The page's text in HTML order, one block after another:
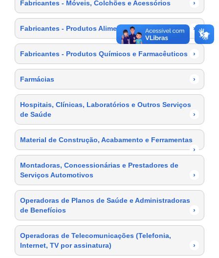
Fabricantes - Móveis, Colchões e Acessórios ›
Fabricantes - Produtos Alimentícios ›
Fabricantes - Produtos Químicos e Farmacêuticos ›
Farmácias ›
Hospitais, Clínicas, Laboratórios e Outros Serviços
de Saúde
›
Material de Construção, Acabamento e Ferramentas
›
Montadoras, Concessionárias e Prestadores de
Serviços Automotivos
›
Operadoras de Planos de Saúde e Administradoras
de Benefícios
›
Operadoras de Telecomunicações (Telefonia,
Internet, TV por assinatura)
›